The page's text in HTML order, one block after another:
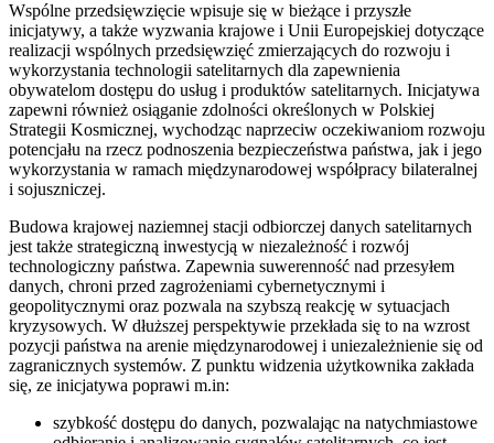
Wspólne przedsięwzięcie wpisuje się w bieżące i przyszłe
inicjatywy, a także wyzwania krajowe i Unii Europejskiej dotyczące
realizacji wspólnych przedsięwzięć zmierzających do rozwoju i
wykorzystania technologii satelitarnych dla zapewnienia
obywatelom dostępu do usług i produktów satelitarnych. Inicjatywa
zapewni również osiąganie zdolności określonych w Polskiej
Strategii Kosmicznej, wychodząc naprzeciw oczekiwaniom rozwoju
potencjału na rzecz podnoszenia bezpieczeństwa państwa, jak i jego
wykorzystania w ramach międzynarodowej współpracy bilateralnej
i sojuszniczej.
Budowa krajowej naziemnej stacji odbiorczej danych satelitarnych
jest także strategiczną inwestycją w niezależność i rozwój
technologiczny państwa. Zapewnia suwerenność nad przesyłem
danych, chroni przed zagrożeniami cybernetycznymi i
geopolitycznymi oraz pozwala na szybszą reakcję w sytuacjach
kryzysowych. W dłuższej perspektywie przekłada się to na wzrost
pozycji państwa na arenie międzynarodowej i uniezależnienie się od
zagranicznych systemów. Z punktu widzenia użytkownika zakłada
się, ze inicjatywa poprawi m.in:
szybkość dostępu do danych, pozwalając na natychmiastowe